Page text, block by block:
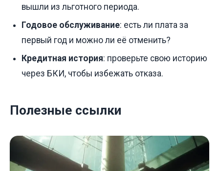
вышли из льготного периода.
Годовое обслуживание: есть ли плата за
первый год и можно ли её отменить?
Кредитная история: проверьте свою историю
через БКИ, чтобы избежать отказа.
Полезные ссылки